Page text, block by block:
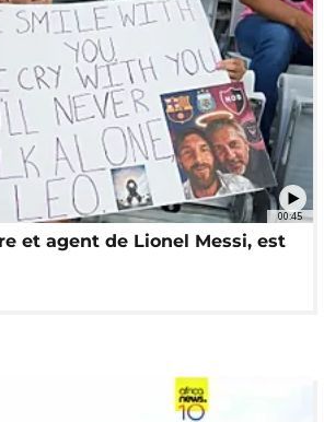
00:45
et agent de Lionel Messi, est